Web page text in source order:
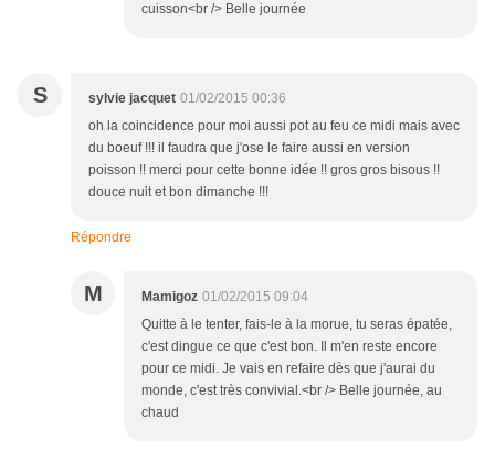
cuisson<br /> Belle journée
S sylvie jacquet 01/02/2015 00:36
oh la coincidence pour moi aussi pot au feu ce midi mais avec
du boeuf !!! il faudra que j'ose le faire aussi en version
poisson !! merci pour cette bonne idée !! gros gros bisous !!
douce nuit et bon dimanche !!!
Répondre
M Mamigoz 01/02/2015 09:04
Quitte à le tenter, fais-le à la morue, tu seras épatée,
c'est dingue ce que c'est bon. Il m'en reste encore
pour ce midi. Je vais en refaire dès que j'aurai du
monde, c'est très convivial.<br /> Belle journée, au
chaud